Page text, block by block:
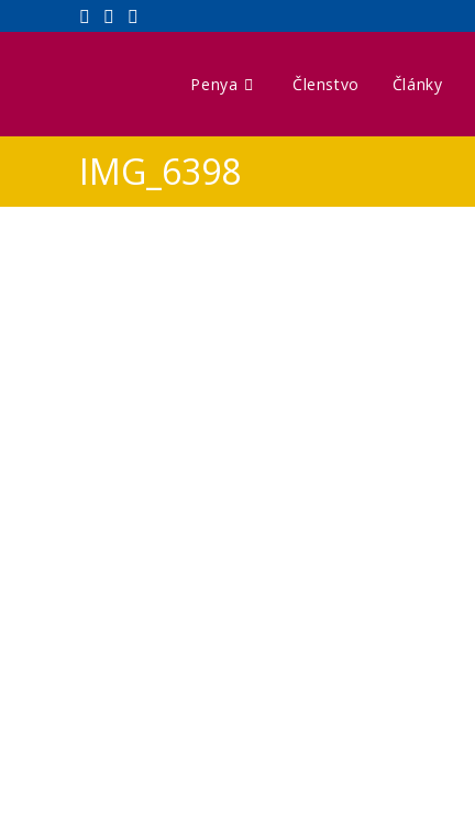
Penya Členstvo Články
IMG_6398